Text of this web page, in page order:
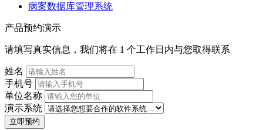
病案数据库管理系统
产品预约演示
请填写真实信息，我们将在 1 个工作日内与您取得联系
姓名
手机号
单位名称
演示系统
立即预约